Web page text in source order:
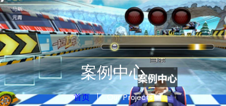
案例中心
首页 Our Projects